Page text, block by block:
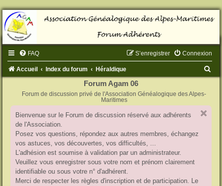
FAQ Connexion
S’enregistrer
Accueil Index du forum Héraldique
Forum Agam 06
Forum de discussion privé de l'Association Généalogique des Alpes-
Maritimes
Bienvenue sur le Forum de discussion réservé aux adhérents
de l'Association.
Posez vos questions, répondez aux autres membres, échangez
vos astuces, vos découvertes, vos difficultés, ...
L'adhésion est soumise à validation par un administrateur.
Veuillez vous enregistrer sous votre nom et prénom clairement
identifiable ou sous votre n° d'adhérent.
Merci de respecter les règles d'inscription et de participation. Le